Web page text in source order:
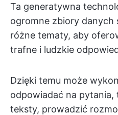
Ta generatywna
ogromne zbiory danych
różne tematy, aby
trafne i ludzkie
Dzięki temu może
odpowiadać na
teksty, prowadzić